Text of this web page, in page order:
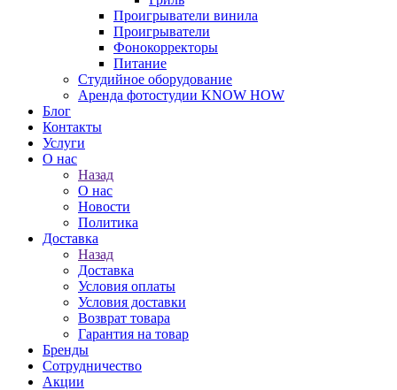
Проигрыватели винила
Проигрыватели
Фонокорректоры
Питание
Студийное оборудование
Аренда фотостудии KNOW HOW
Блог
Контакты
Услуги
О нас
Назад
О нас
Новости
Политика
Доставка
Назад
Доставка
Условия оплаты
Условия доставки
Возврат товара
Гарантия на товар
Бренды
Сотрудничество
Акции